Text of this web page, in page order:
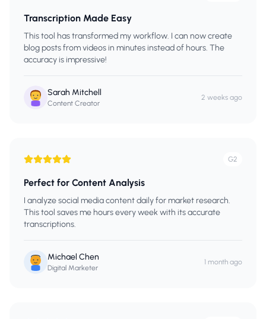
Transcription Made Easy
This tool has transformed my workflow. I can now create
blog posts from videos in minutes instead of hours. The
accuracy is impressive!
Sarah Mitchell
Content Creator
2 weeks ago
G2
Perfect for Content Analysis
I analyze social media content daily for market research.
This tool saves me hours every week with its accurate
transcriptions.
Michael Chen
Digital Marketer
1 month ago